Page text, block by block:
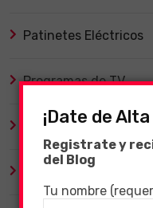
Patinetes Eléctricos
Programas de TV
Smart TV
¡Date de
Registrate y
del Blog
Tu nombre